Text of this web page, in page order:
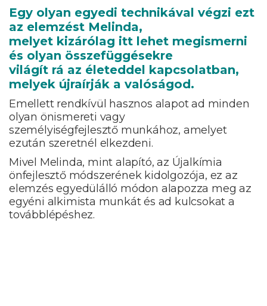
Egy olyan egyedi technikával végzi ezt
az elemzést Melinda,
melyet kizárólag itt lehet megismerni
és olyan összefüggésekre
világít rá az életeddel kapcsolatban,
melyek újraírják a valóságod.
Emellett rendkívül hasznos alapot ad minden
olyan önismereti vagy
személyiségfejlesztő munkához, amelyet
ezután szeretnél elkezdeni.
Mivel Melinda, mint alapító, az Újalkímia
önfejlesztő módszerének kidolgozója, ez az
elemzés egyedülálló módon alapozza meg az
egyéni alkimista munkát és ad kulcsokat a
továbblépéshez.